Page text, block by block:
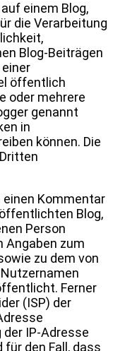
einem Blog,
die Verarbeitung
Blog-Beiträgen
öffentlich
oder mehrere
genannt
in
können. Die
Kommentar
Blog,
Person
Angaben zum
zu dem von
Ferner
(ISP) der
IP-Adresse
den Fall, dass